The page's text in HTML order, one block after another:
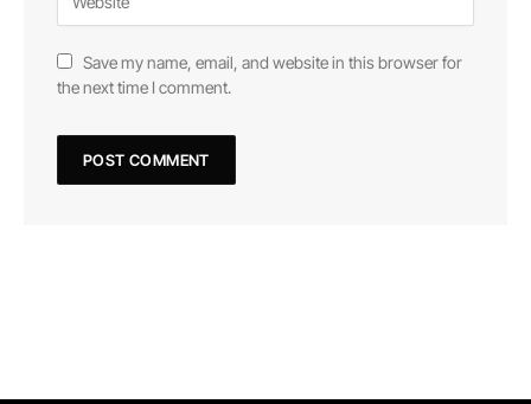
Save my name, email, and website in this browser for
the next time I comment.